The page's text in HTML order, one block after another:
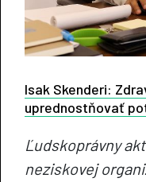
Isak Skenderi:
uprednostňovať
Ľudskoprávny
neziskovej